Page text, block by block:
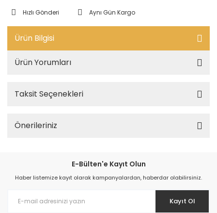
Hızlı Gönderi Aynı Gün Kargo
Ürün Bilgisi
Ürün Yorumları
Taksit Seçenekleri
Önerileriniz
E-Bülten'e Kayıt Olun
Haber listemize kayıt olarak kampanyalardan, haberdar olabilirsiniz.
Kayıt Ol